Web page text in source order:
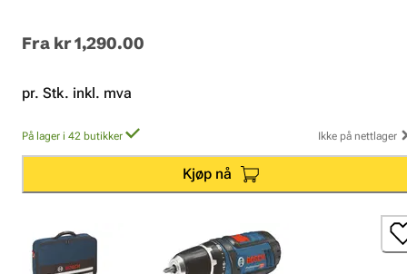
Fra kr 1,290.00
pr. Stk. inkl. mva
På lager i 42 butikker Ikke på nettlager
Kjøp nå